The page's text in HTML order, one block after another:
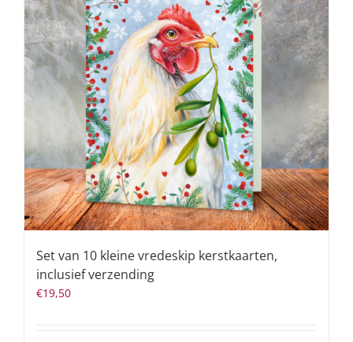
Set van 10 kleine vredeskip kerstkaarten,
inclusief verzending
€19,50